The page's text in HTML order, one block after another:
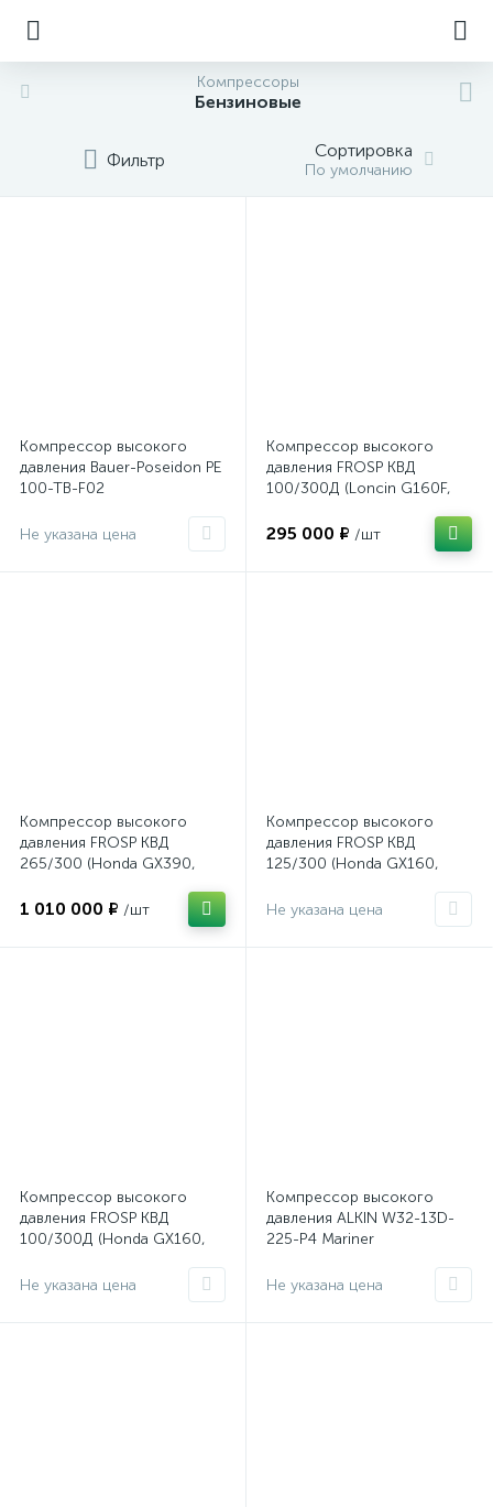
Компрессоры
Бензиновые
Фильтр Сортировка
По умолчанию
Компрессор высокого
давления Bauer-Poseidon PE
100-TB-F02
Не указана цена
Компрессор высокого
давления FROSP КВД
100/300Д (Loncin G160F,
295 000 ₽ /шт
Компрессор высокого
давления FROSP КВД
265/300 (Honda GX390,
1 010 000 ₽ /шт
Компрессор высокого
давления FROSP КВД
125/300 (Honda GX160,
Не указана цена
Компрессор высокого
давления FROSP КВД
100/300Д (Honda GX160,
Не указана цена
Компрессор высокого
давления ALKIN W32-13D-
225-P4 Mariner
Не указана цена